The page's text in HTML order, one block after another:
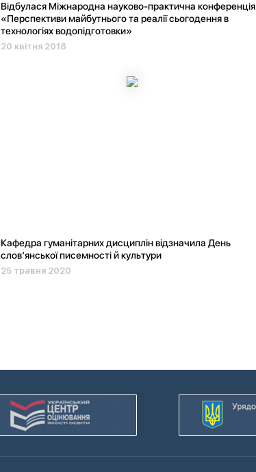
Відбулася Міжнародна науково-практична конференція
«Перспективи майбутнього та реалії сьогодення в
технологіях водопідготовки»
20 квітня 2018
Кафедра гуманітарних дисциплін відзначила День
слов’янської писемності й культури
25 травня 2020